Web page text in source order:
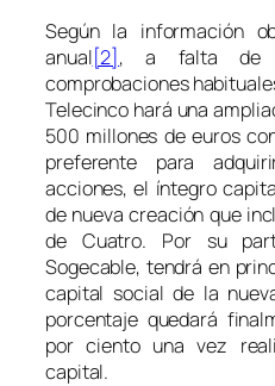
Según la información
anual[2], a falta de
comprobaciones
Telecinco hará una
500 millones de euros
preferente para
acciones, el íntegro
de nueva creación que
de Cuatro. Por su
Sogecable, tendrá en
capital social de la
porcentaje quedará
por ciento una vez
capital.